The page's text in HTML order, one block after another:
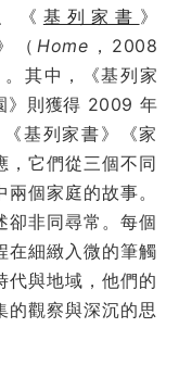
《 基列家書 》
（ Home ，2008
。其中，《基列家
》則獲得 2009 年
基列家書》《家
，它們從三個不同
個家庭的故事。
卻非同尋常。每個
在細緻入微的筆觸
代與地域，他們的
的觀察與深沉的思